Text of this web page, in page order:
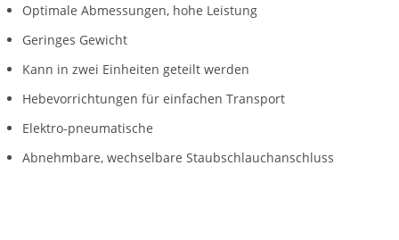
Optimale Abmessungen, hohe Leistung
Geringes Gewicht
Kann in zwei Einheiten geteilt werden
Hebevorrichtungen für einfachen Transport
Elektro-pneumatische
Abnehmbare, wechselbare Staubschlauchanschluss